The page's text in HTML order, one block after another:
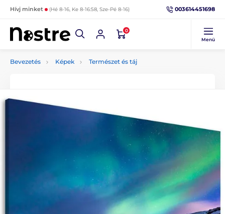
Hívj minket (Hé 8-16, Ke 8-16:58, Sze-Pé 8-16) 003614451698
0
Menü
Bevezetés Képek Természet és táj